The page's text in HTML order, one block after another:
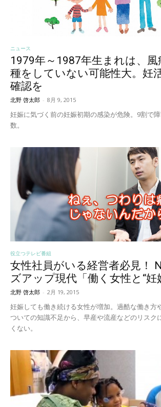
ニュース
1979年～1987年生まれは、
種をしていない可能性大。妊
確認を
北野 啓太郎 - 8月 9, 2015
妊娠に気づく前の妊娠初期の感染が危険。9割で
数。
役立つテレビ番組
女性社員がいる経営者必見！
ズアップ現代「働く女性と“妊
北野 啓太郎 - 2月 19, 2015
妊娠しても働き続ける女性が増加。過酷な働き方
ついての知識不足から、早産や流産などのリスク
くない。